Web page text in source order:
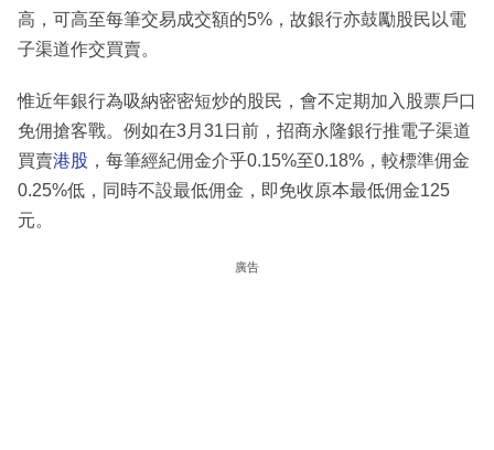
高，可高至每筆交易成交額的5%，故銀行亦鼓勵股民以電
子渠道作交買賣。
惟近年銀行為吸納密密短炒的股民，會不定期加入股票戶口
免佣搶客戰。例如在3月31日前，招商永隆銀行推電子渠道
買賣港股 ，每筆經紀佣金介乎0.15%至0.18%，較標準佣金
0.25%低，同時不設最低佣金，即免收原本最低佣金125
元。
廣告